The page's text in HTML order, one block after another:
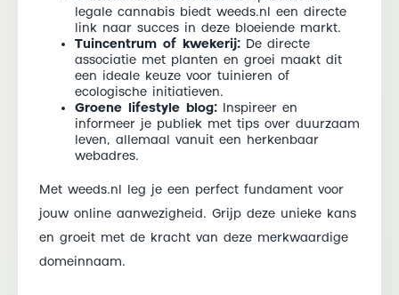
legale cannabis biedt weeds.nl een directe
link naar succes in deze bloeiende markt.
Tuincentrum of kwekerij: De directe
associatie met planten en groei maakt dit
een ideale keuze voor tuinieren of
ecologische initiatieven.
Groene lifestyle blog: Inspireer en
informeer je publiek met tips over duurzaam
leven, allemaal vanuit een herkenbaar
webadres.
Met weeds.nl leg je een perfect fundament voor
jouw online aanwezigheid. Grijp deze unieke kans
en groeit met de kracht van deze merkwaardige
domeinnaam.